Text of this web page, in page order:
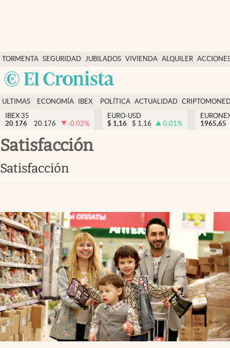
TORMENTA SEGURIDAD
SOCIAL
JUBILADOS VIVIENDA ALQUILER
USA
Economía y finanzas
Política
Actualidad
Criptomonedas
España
ULTIMAS
NOTICIAS
ECONOMÍA
FINANZAS
IBEX
EURO
POLÍTICA ACTUALIDAD
IBEX 35
20.176
20.176 -0.02%
EURO-USD
$ 1,16 $ 1,16 0.01%
1965,65
Satisfacción
Satisfacción